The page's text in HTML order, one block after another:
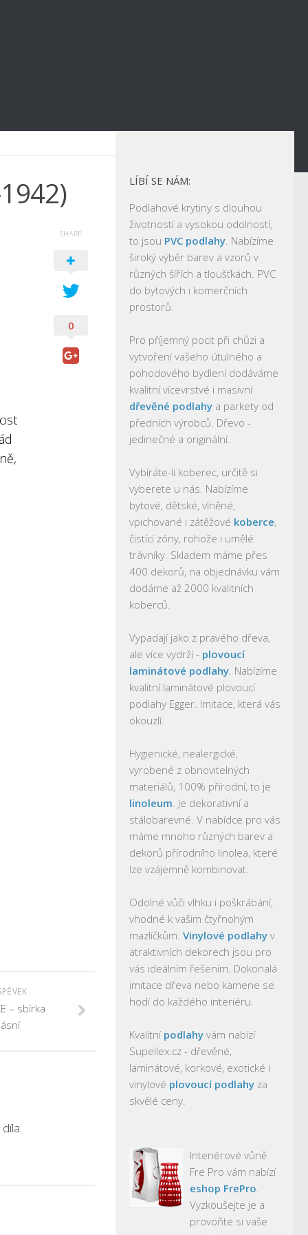
SHARE
0
– sbírka
LÍBÍ SE NÁM:
Podlahové krytiny s dlouhou
životností a vysokou odolností,
to jsou PVC podlahy. Nabízíme
široký výběr barev a vzorů v
různých šířích a tloušťkách. PVC
do bytových i komerčních
prostorů.
Pro příjemný pocit při chůzi a
vytvoření vašeho útulného a
pohodového bydlení dodáváme
kvalitní vícevrstvé i masivní
dřevěné podlahy a parkety od
předních výrobců. Dřevo -
jedinečné a originální.
Vybíráte-li koberec, určitě si
vyberete u nás. Nabízíme
bytové, dětské, vlněné,
vpichované i zátěžové koberce,
čistící zóny, rohože i umělé
trávníky. Skladem máme přes
400 dekorů, na objednávku vám
dodáme až 2000 kvalitních
koberců.
Vypadají jako z pravého dřeva,
ale více vydrží - plovoucí
laminátové podlahy. Nabízíme
kvalitní laminátové plovoucí
podlahy Egger. Imitace, která vás
okouzlí.
Hygienické, nealergické,
vyrobené z obnovitelných
materiálů, 100% přírodní, to je
linoleum. Je dekorativní a
stálobarevné. V nabídce pro vás
máme mnoho různých barev a
dekorů přírodního linolea, které
lze vzájemně kombinovat.
Odolné vůči vlhku i poškrábání,
vhodné k vašim čtyřnohým
mazlíčkům. Vinylové podlahy v
atraktivních dekorech jsou pro
vás ideálním řešením. Dokonalá
imitace dřeva nebo kamene se
hodí do každého interiéru.
Kvalitní podlahy vám nabízí
Supellex.cz - dřevěné,
laminátové, korkové, exotické i
vinylové plovoucí podlahy za
skvělé ceny.
Interiérové vůně
Fre Pro vám nabízí
eshop FrePro.
Vyzkoušejte je a
provoňte si vaše